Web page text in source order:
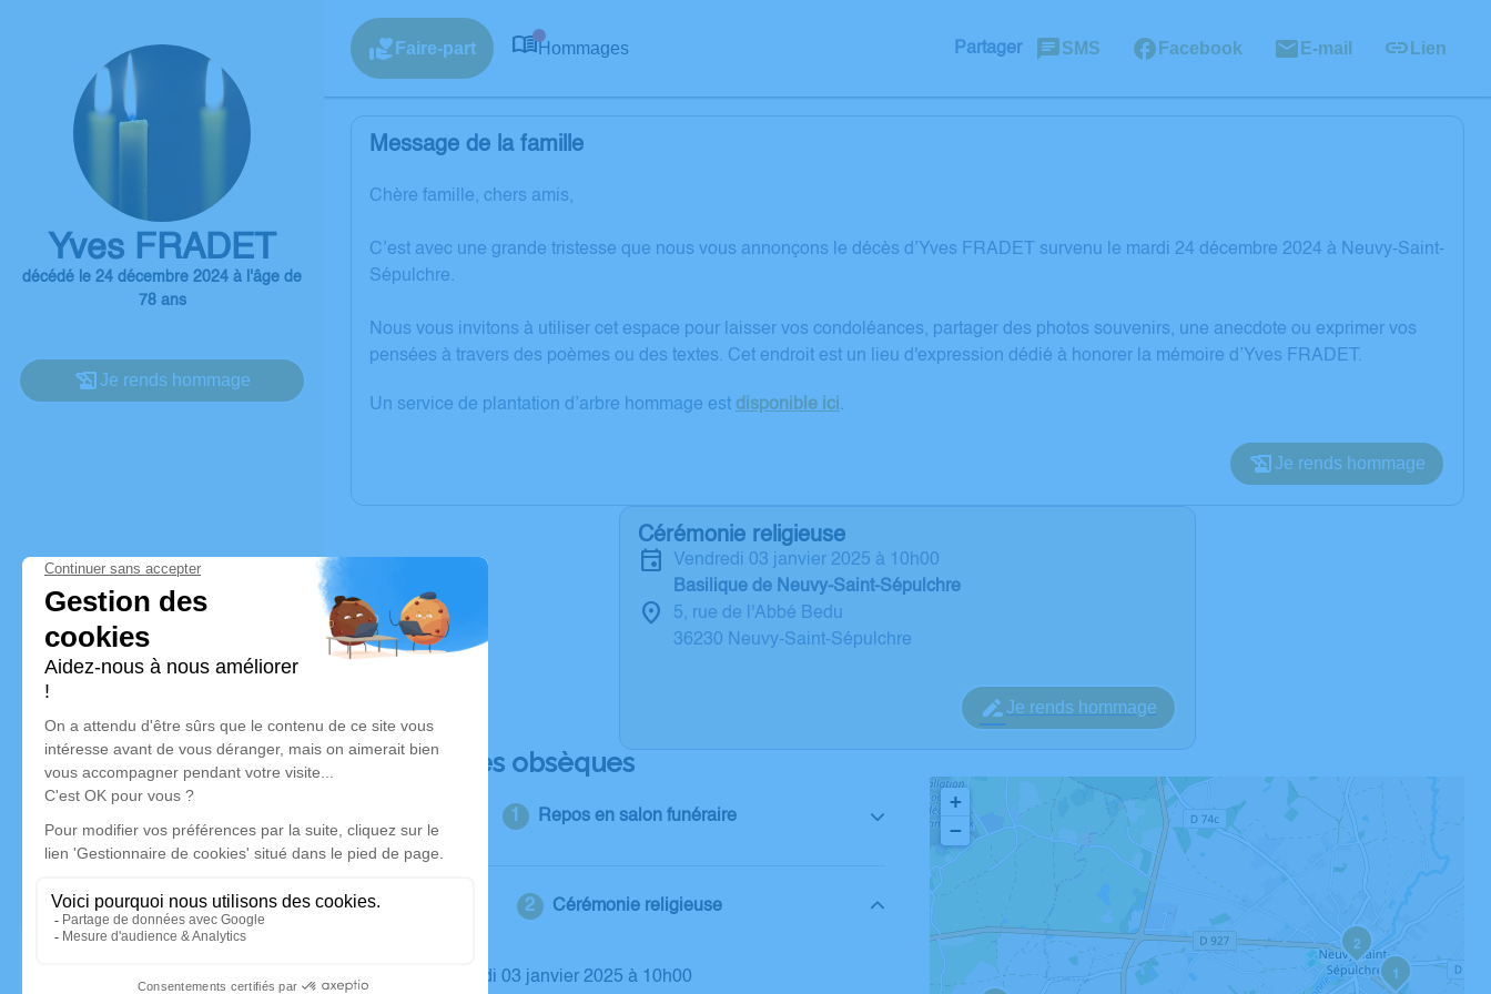
Yves FRADET
décédé le 24 décembre 2024 à l'âge de
78 ans
Je rends hommage
Faire-part Hommages Partager SMS Facebook E-mail Lien
Message de la famille
Chère famille, chers amis,
C’est avec une grande tristesse que nous vous annonçons le décès d’Yves FRADET survenu le mardi 24 décembre 2024 à Neuvy-Saint-
Sépulchre.
Nous vous invitons à utiliser cet espace pour laisser vos condoléances, partager des photos souvenirs, une anecdote ou exprimer vos
pensées à travers des poèmes ou des textes. Cet endroit est un lieu d'expression dédié à honorer la mémoire d’Yves FRADET.
Un service de plantation d’arbre hommage est disponible ici .
Je rends hommage
Cérémonie religieuse
vendredi 03 janvier 2025 à 10h00
Basilique de Neuvy-Saint-Sépulchre
5, rue de l'Abbé Bedu
36230 Neuvy-Saint-Sépulchre
Je rends hommage
Déroulé des obsèques
Repos en salon funéraire
Cérémonie religieuse
Le vendredi 03 janvier 2025 à 10h00 1
2
+
−